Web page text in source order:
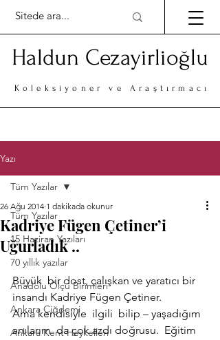
Haldun Cezayirlioğlu
Koleksiyoner ve Araştırmacı
Yazı
Tüm Yazılar
15 Haziran Yazıları
70 yıllık yazılar
Anadolu Ölçü Birimleri
Ankara Çiğdemi
Ankara Kent Heykelleri
Tüm Yazılar
Kadriye Fügen Çetiner’i
Uğurladık ..
26 Ağu 2014 1 dakikada okunur
Büyük  bir dost, çalışkan ve yaratıcı bir
insandı Kadriye Fügen Çetiner.
Ama kendisiyle  ilgili  bilip – yaşadığım
anılarım  da çok azdı doğrusu.  Eğitim